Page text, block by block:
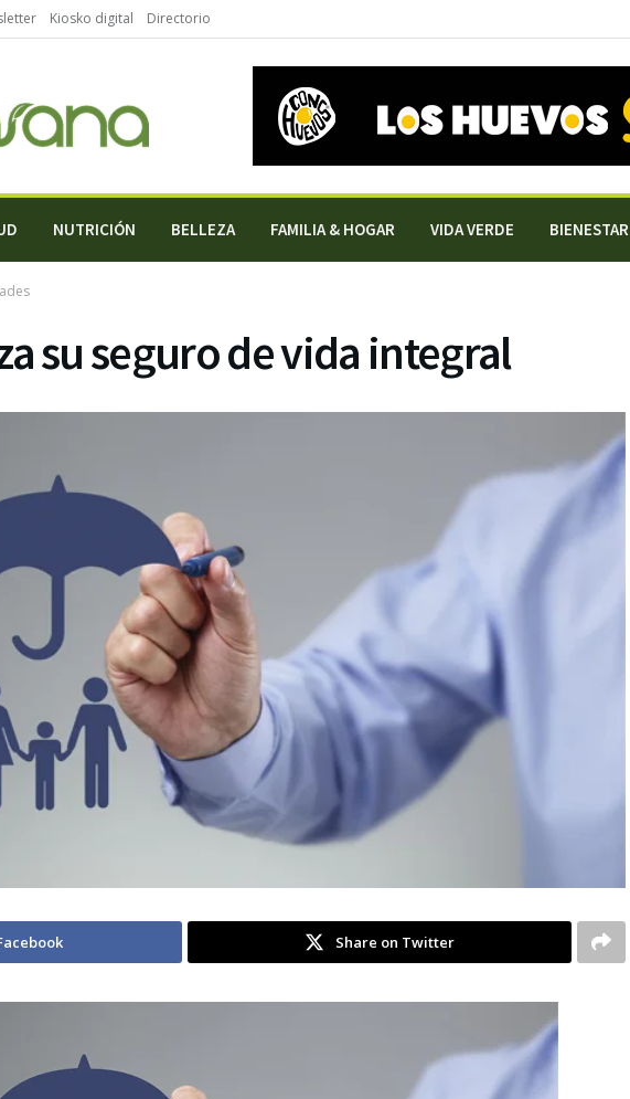
Kiosko digital Directorio
NUTRICIÓN BELLEZA FAMILIA & HOGAR VIDA VERDE BIENESTAR
su seguro de vida integral
Share on Twitter